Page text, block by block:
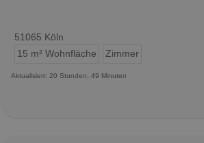
51065 Köln
15 m² Wohnfläche
Zimmer
Aktualisiert: 20 Stunden, 49 Minuten